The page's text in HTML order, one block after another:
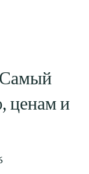
Самый
ценам и